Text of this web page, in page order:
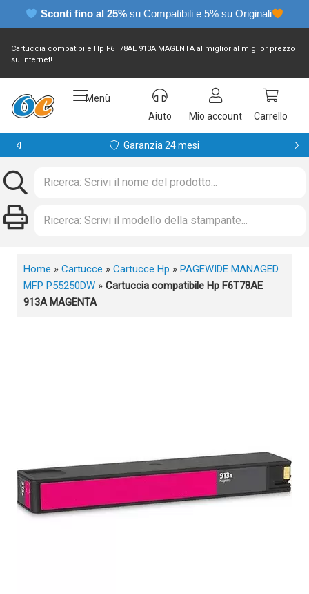
Sconti fino al 25% su Compatibili e 5% su Originali
Cartuccia compatibile Hp F6T78AE 913A MAGENTA al miglior al miglior prezzo
su Internet!
Menù
Aiuto
Mio account Carrello
Garanzia 24 mesi
Home » Cartucce » Cartucce Hp » PAGEWIDE MANAGED
MFP P55250DW » Cartuccia compatibile Hp F6T78AE
913A MAGENTA